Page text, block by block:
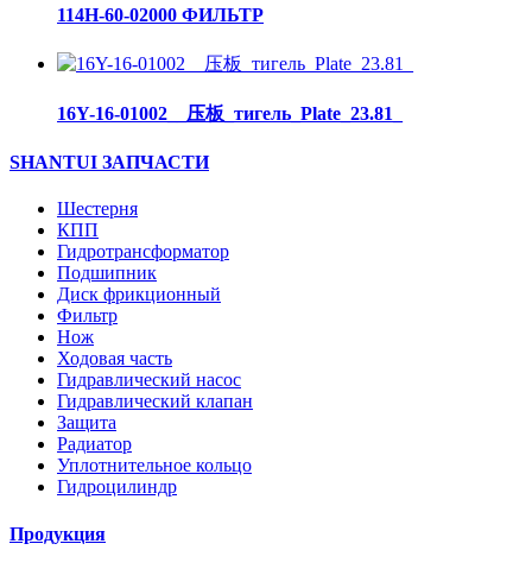
114H-60-02000 ФИЛЬТР
16Y-16-01002__压板_тигель_Plate_23.81_
SHANTUI ЗАПЧАСТИ
Шестерня
КПП
Гидротрансформатор
Подшипник
Диск фрикционный
Фильтр
Нож
Ходовая часть
Гидравлический насос
Гидравлический клапан
Защита
Радиатор
Уплотнительное кольцо
Гидроцилиндр
Продукция